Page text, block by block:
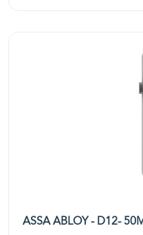
ASSA ABLOY - D12-